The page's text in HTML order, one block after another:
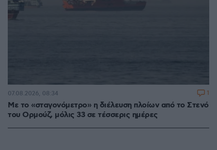
Με το «σταγονόμετρο» η διέλευση πλοίων από το Στενό
του Ορμούζ, μόλις 33 σε τέσσερις ημέρες
07.08.2026, 08:34 1